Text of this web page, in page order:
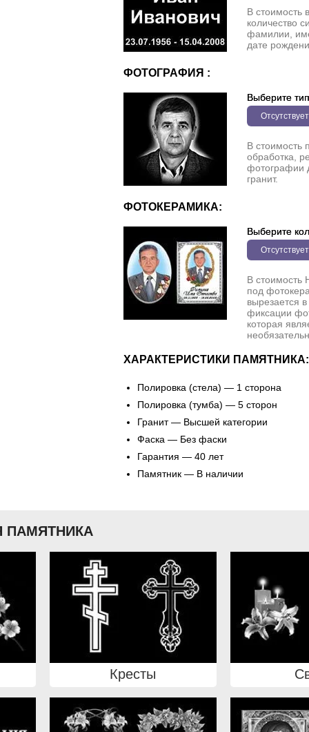
В стоимость
количество
фамилии,
дате
ФОТОГРАФИЯ :
Выберите тип
Отсутствует
В стоимость
обработка,
фотографии
гранит.
ФОТОКЕРАМИКА:
Выберите
Отсутствует
В стоимость
под
вырезается
фиксации
которая
ХАРАКТЕРИСТИКИ ПАМЯТНИКА:
Полировка (стела) — 1 сторона
Полировка (тумба) — 5 сторон
Гранит — Высшей категории
Фаска — Без фаски
Гарантия — 40 лет
Памятник — В наличии
ПАМЯТНИКА
Кресты